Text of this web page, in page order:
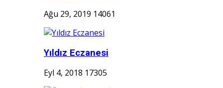
Ağu 29, 2019 14061
Yıldız Eczanesi
Eyl 4, 2018 17305